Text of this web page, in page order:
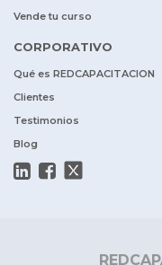
Vende tu curso
CORPORATIVO
Qué es REDCAPACITACION
Clientes
Testimonios
Blog